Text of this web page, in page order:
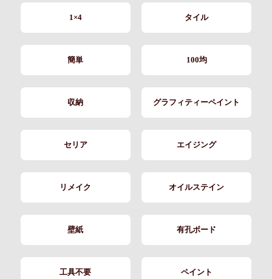
1×4 タイル
簡単 100均
収納 グラフィティーペイント
セリア エイジング
リメイク オイルステイン
壁紙 有孔ボード
工具不要 ペイント